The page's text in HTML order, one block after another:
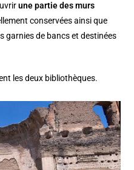
une partie des murs
conservées ainsi que
garnies de bancs et destinées
les deux bibliothèques.